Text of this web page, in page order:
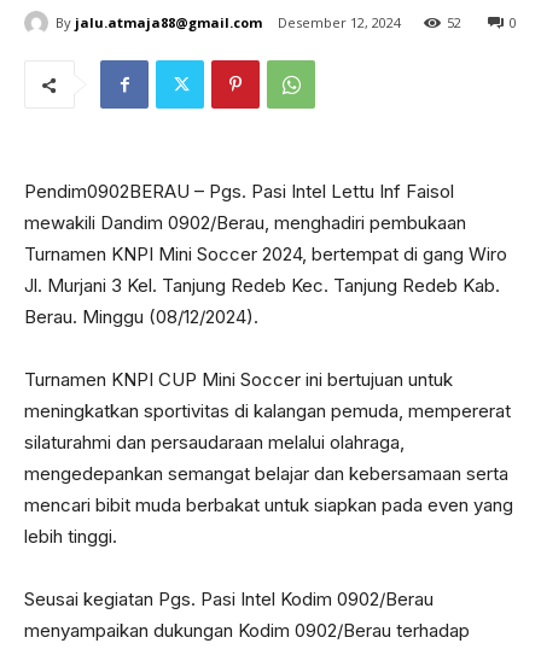
By jalu.atmaja88@gmail.com Desember 12, 2024 0
52
Pendim0902BERAU – Pgs. Pasi Intel Lettu Inf Faisol
mewakili Dandim 0902/Berau, menghadiri pembukaan
Turnamen KNPI Mini Soccer 2024, bertempat di gang Wiro
Jl. Murjani 3 Kel. Tanjung Redeb Kec. Tanjung Redeb Kab.
Berau. Minggu (08/12/2024).
Turnamen KNPI CUP Mini Soccer ini bertujuan untuk
meningkatkan sportivitas di kalangan pemuda, mempererat
silaturahmi dan persaudaraan melalui olahraga,
mengedepankan semangat belajar dan kebersamaan serta
mencari bibit muda berbakat untuk siapkan pada even yang
lebih tinggi.
Seusai kegiatan Pgs. Pasi Intel Kodim 0902/Berau
menyampaikan dukungan Kodim 0902/Berau terhadap